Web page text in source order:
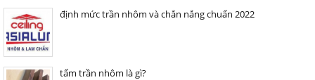
định mức trần nhôm và chắn nắng chuẩn 2022
tấm trần nhôm là gì?